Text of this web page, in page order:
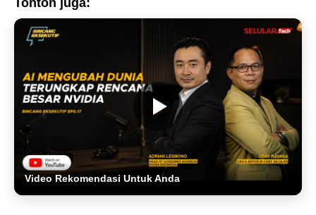
Tonton juga:
Video Rekomendasi Untuk Anda